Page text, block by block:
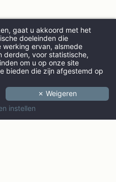
AANKOMST
VOLWASSENEN
gaat u akkoord met het
doeleinden die
ervan, alsmede
derden, voor statistische,
om u op onze site
bieden die zijn afgestemd op
✗ Weigeren
instellen